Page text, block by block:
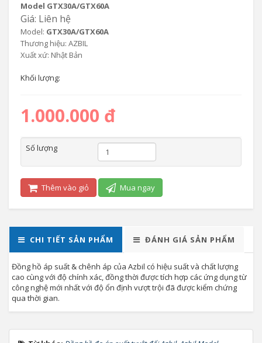
Model GTX30A/GTX60A
Giá: Liên hệ
Model: GTX30A/GTX60A
Thương hiệu: AZBIL
Xuất xứ: Nhật Bản
Khối lượng:
1.000.000 đ
Số lượng
Thêm vào giỏ Mua ngay
CHI TIẾT SẢN PHẨM ĐÁNH GIÁ SẢN PHẨM
Đồng hồ áp suất & chênh áp của Azbil có hiệu suất và chất lượng
cao cùng với độ chính xác, đồng thời được tích hợp các ứng dụng từ
công nghệ mới nhất với độ ổn định vượt trội đã được kiểm chứng
qua thời gian.